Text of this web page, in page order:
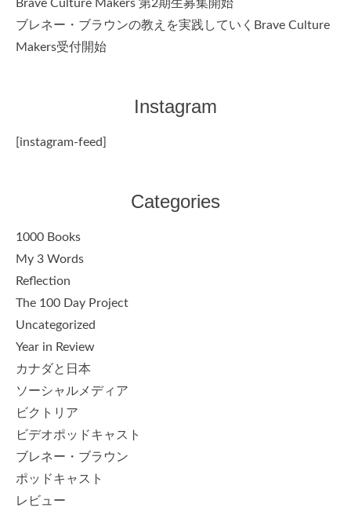
Brave Culture Makers 第2期生募集開始
ブレネー・ブラウンの教えを実践していくBrave Culture
Makers受付開始
Instagram
[instagram-feed]
Categories
1000 Books
My 3 Words
Reflection
The 100 Day Project
Uncategorized
Year in Review
カナダと日本
ソーシャルメディア
ビクトリア
ビデオポッドキャスト
ブレネー・ブラウン
ポッドキャスト
レビュー